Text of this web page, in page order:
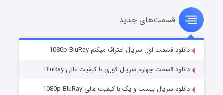
سریال زشت
قسمت۲ (زیرنویس) منتشر شد
قسمت‌های جدید
دانلود قسمت اول سریال اعتراف میکنم 1080p BluRay
دانلود قسمت چهارم سریال کوری با کیفیت عالی BluRay
دانلود سریال بیست و یک با کیفیت عالی 1080p BluRay